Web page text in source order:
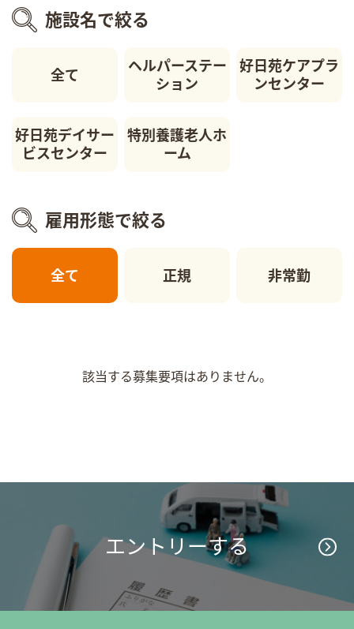
施設名で絞る
全て
ヘルパーステー
ション
好日苑ケアプラ
ンセンター
好日苑デイサー
ビスセンター
特別養護老人ホ
ーム
雇用形態で絞る
全て 正規 非常勤
該当する募集要項はありません。
エントリーする